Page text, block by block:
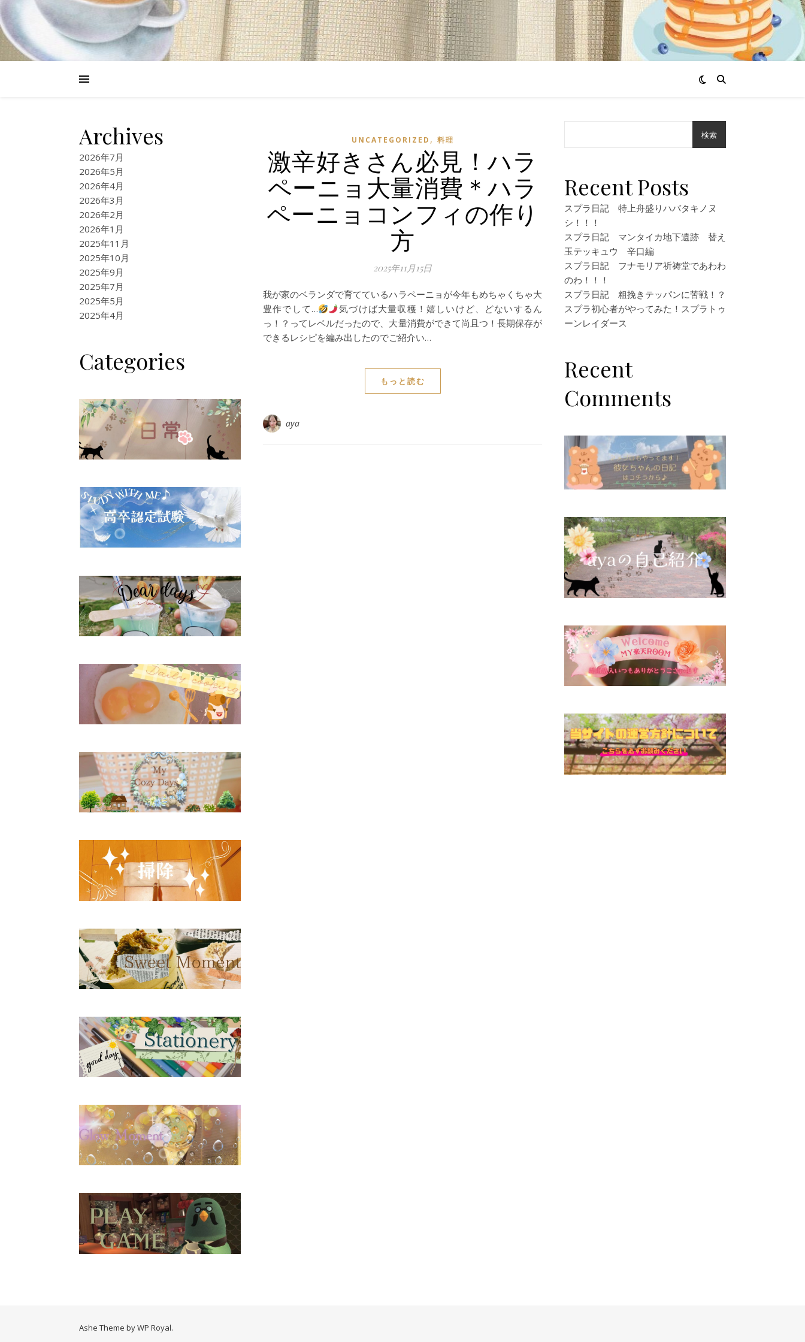
Archives
2026年7月
2026年5月
2026年4月
2026年3月
2026年2月
2026年1月
2025年11月
2025年10月
2025年9月
2025年7月
2025年5月
2025年4月
Categories
UNCATEGORIZED , 料理
激辛好きさん必見！ハラ
ペーニョ大量消費＊ハラ
ペーニョコンフィの作り
方
2025年11月15日
我が家のベランダで育てているハラペーニョが今年もめちゃくちゃ大
豊作でして…
気づけば大量収穫！嬉しいけど、どないするん
っ！？ってレベルだったので、大量消費ができて尚且つ！長期保存が
できるレシピを編み出したのでご紹介い…
もっと読む
aya
検索
Recent Posts
スプラ日記 特上舟盛りハバタキノヌ
シ！！！
スプラ日記 マンタイカ地下遺跡 替え
玉テッキュウ 辛口編
スプラ日記 フナモリア祈祷堂であわわ
のわ！！！
スプラ日記 粗挽きテッパンに苦戦！？
スプラ初心者がやってみた！スプラトゥ
ーンレイダース
Recent
Comments
Ashe Theme byWP Royal.